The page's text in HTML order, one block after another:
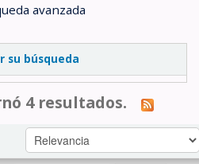
avanzada
su búsqueda
4 resultados.